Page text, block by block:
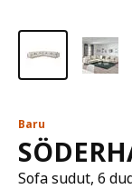
Baru
Sofa sudut, 6